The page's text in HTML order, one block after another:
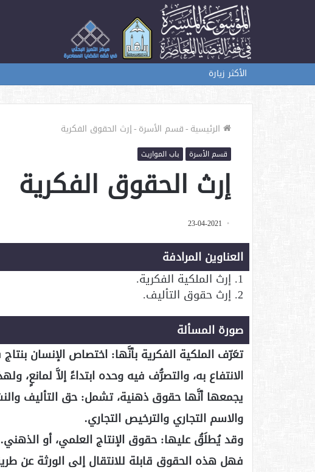
الأكثر زيارة
الرئيسية-قسم الأسرة-إرث الحقوق الفكرية
قسم الأسرة باب المواريث
إرث الحقوق الفكرية
23-04-2021
العناوين المرادفة
1. إرث الملكية الفكرية.
2. إرث حقوق التأليف.
صورة المسألة
تعَرّف الملكية الفكرية بأنَّها: اختصاص الإنسان
الانتفاع به، والتصرُّف فيه وحده ابتداءً إلاَّ لمانعٍ،
يجمعها أنَّها حقوق ذهنية، تشمل: حق التأليف
والاسم التجاري والترخيص التجاري.
وقد يُطلَقُ عليها: حقوق الإنتاج العلمي، أو الذهني.
فهل هذه الحقوق قابلة للانتقال إلى الورثة عن